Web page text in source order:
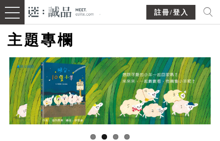
註冊/登入
主題專欄